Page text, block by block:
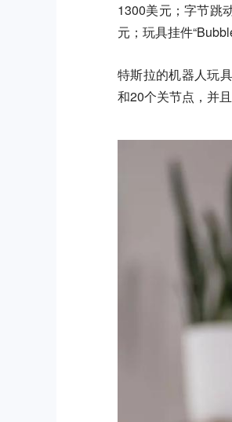
1300美元；字节跳
元；玩具挂件
特斯拉的机器人玩
和20个关节点，并且